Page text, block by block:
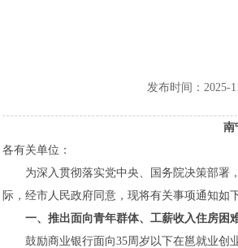
发布时间：2025-
南
各有关单位：
为深入贯彻落实党中央、国务院决策部署，
际，经市人民政府同意，现将有关事项通知如
一、推出面向青年群体、工薪收入住房困
鼓励商业银行面向35周岁以下在邕就业创业